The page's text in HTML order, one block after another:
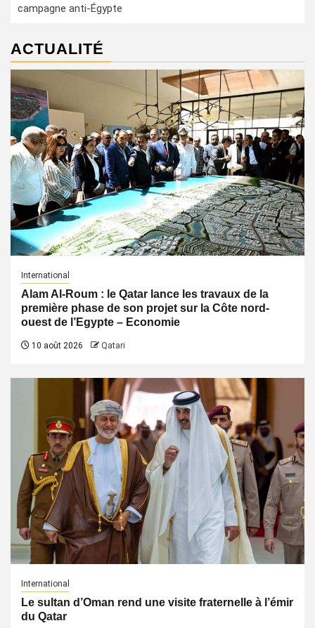
campagne anti-Égypte
ACTUALITÉ
International
Alam Al-Roum : le Qatar lance les travaux de la
première phase de son projet sur la Côte nord-
ouest de l’Egypte – Economie
10 août 2026 Qatari
International
Le sultan d’Oman rend une visite fraternelle à l’émir
du Qatar